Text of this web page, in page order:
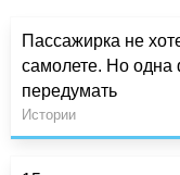
Пассажирка не
самолете. Но одна
передумать
Истории